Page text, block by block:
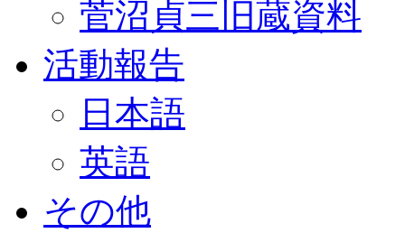
菅沼貞三旧蔵資料
活動報告
日本語
英語
その他